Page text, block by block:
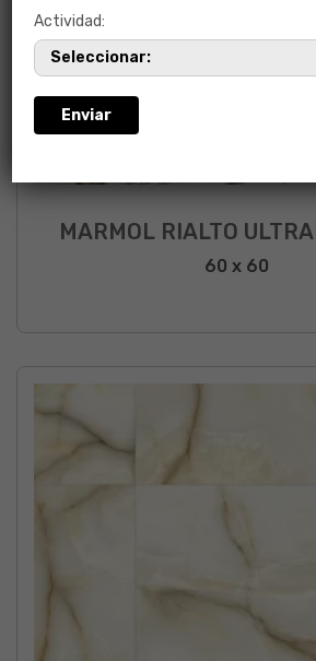
MARMOL RIALTO
60 x 60
Actividad: